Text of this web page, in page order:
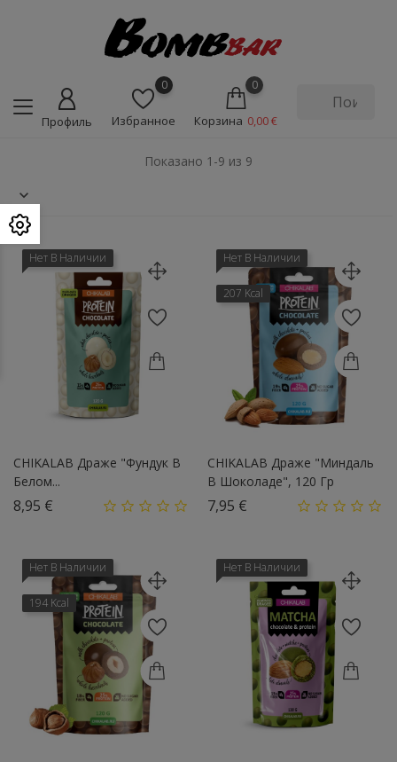
Профиль
0
Избранное
0
Корзина 0,00 €
Показано 1-9 из 9
Нет В Наличии
CHIKALAB Драже "Фундук В
Белом...
8,95 €
Нет В Наличии
207 Kcal
CHIKALAB Драже "Миндаль
В Шоколаде", 120 Гр
7,95 €
Нет В Наличии
194 Kcal
Нет В Наличии